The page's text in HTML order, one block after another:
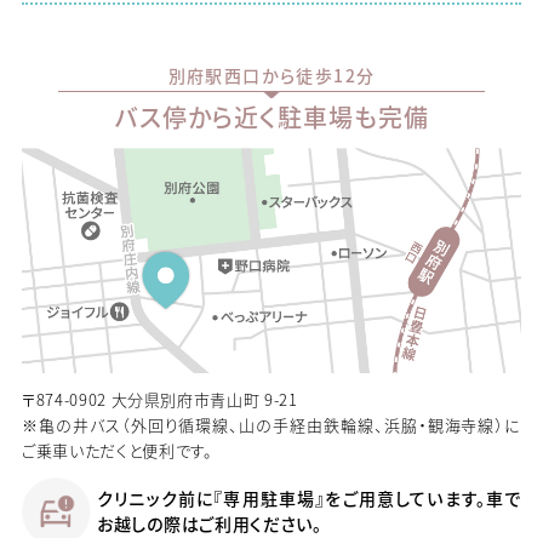
別府駅西口から徒歩12分
バス停から近く駐車場も完備
〒874-0902 大分県別府市青山町 9-21
※亀の井バス（外回り循環線、山の手経由鉄輪線、浜脇・観海寺線）に
ご乗車いただくと便利です。
クリニック前に『専用駐車場』をご用意しています。車で
お越しの際はご利用ください。